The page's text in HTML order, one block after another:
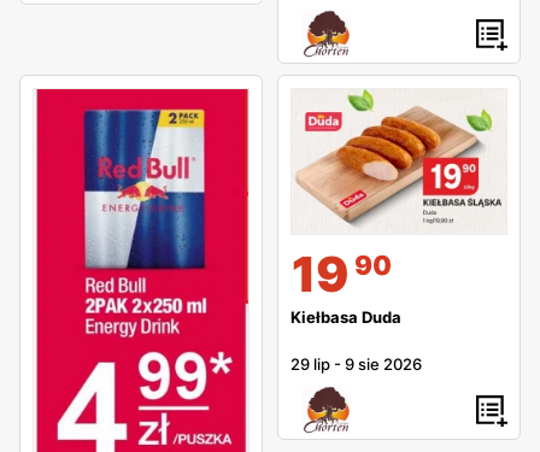
19 90
Kiełbasa Duda
29 lip -9 sie 2026